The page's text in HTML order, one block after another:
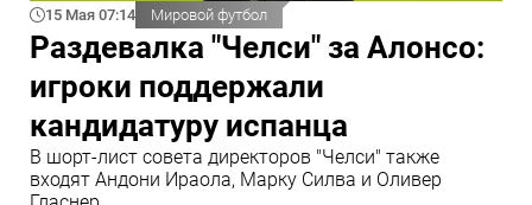
15 Мая 07:14 Мировой футбол
Раздевалка "Челси" за Алонсо:
игроки поддержали
кандидатуру испанца
В шорт-лист совета директоров "Челси" также
входят Андони Ираола, Марку Силва и Оливер